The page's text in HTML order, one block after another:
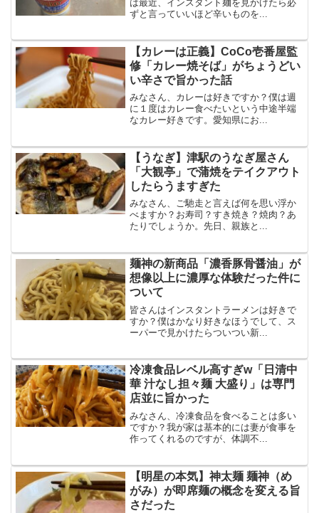
は最近、インスタント麺を見かけたら必
ずと言っていいほど辛いものを...
【カレーは正義】CoCo壱番屋監
修「カレー焼そば」がちょうどい
い辛さで旨かった話
みなさん、カレーは好きですか？僕は週
に１度はカレー食べたいという中途半端
なカレー好きです。愛知県にお...
【うなぎ】津駅のうなぎ屋さん
「大観亭」で蒲焼をテイクアウト
したらうますぎた
みなさん、ご馳走と言えば何を思い浮か
べますか？お寿司？すき焼き？焼肉？あ
たりでしょうか。先日、親族と...
麺神の新商品「濃香豚骨醤油」が
想像以上に濃厚な体験だった件に
ついて
皆さんはインスタントラーメンは好きで
すか？僕はかなり好きなほうでして、ス
ーパーで見かけたらついつい新...
冷凍食品レベル高すぎw「日清中
華 汁なし担々麺 大盛り」は専門
店並に旨かった
みなさん、冷凍食品を食べることは多い
ですか？我が家は基本的には妻が食事を
作ってくれるのですが、体調不...
【明星の本気】神太麺 麺神（め
がみ）が即席麺の概念を変える旨
さだった